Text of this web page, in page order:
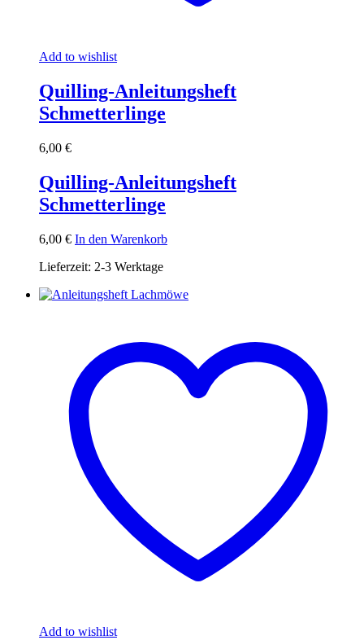
Add to wishlist
Quilling-Anleitungsheft
Schmetterlinge
6,00 €
Quilling-Anleitungsheft
Schmetterlinge
6,00 € In den Warenkorb
Lieferzeit: 2-3 Werktage
Add to wishlist